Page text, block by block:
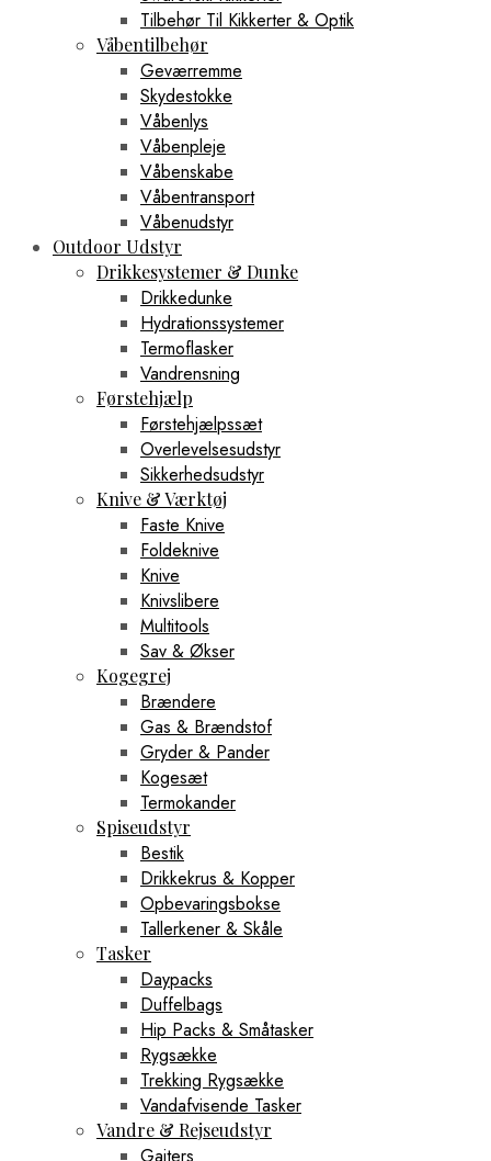
Tilbehør Til Kikkerter & Optik
Våbentilbehør
Geværremme
Skydestokke
Våbenlys
Våbenpleje
Våbenskabe
Våbentransport
Våbenudstyr
Outdoor Udstyr
Drikkesystemer & Dunke
Drikkedunke
Hydrationssystemer
Termoflasker
Vandrensning
Førstehjælp
Førstehjælpssæt
Overlevelsesudstyr
Sikkerhedsudstyr
Knive & Værktøj
Faste Knive
Foldeknive
Knive
Knivslibere
Multitools
Sav & Økser
Kogegrej
Brændere
Gas & Brændstof
Gryder & Pander
Kogesæt
Termokander
Spiseudstyr
Bestik
Drikkekrus & Kopper
Opbevaringsbokse
Tallerkener & Skåle
Tasker
Daypacks
Duffelbags
Hip Packs & Småtasker
Rygsække
Trekking Rygsække
Vandafvisende Tasker
Vandre & Rejseudstyr
Gaiters